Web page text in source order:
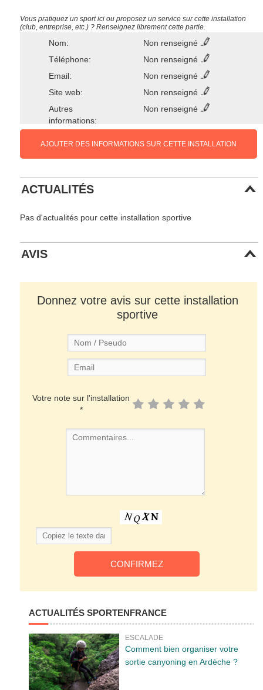
Vous pratiquez un sport ici ou proposez un service sur cette installation
(club, entreprise, etc.) ? Renseignez librement cette partie.
Nom:
Non renseigné
Téléphone:
Non renseigné
Email:
Non renseigné
Site web:
Non renseigné
Autres
informations:
Non renseigné
AJOUTER DES INFORMATIONS SUR CETTE INSTALLATION
ACTUALITÉS
Pas d'actualités pour cette installation sportive
AVIS
Donnez votre avis sur cette installation
sportive
Votre note sur l'installation
*
ACTUALITÉS SPORTENFRANCE
ESCALADE
Comment bien organiser votre
sortie canyoning en Ardèche ?